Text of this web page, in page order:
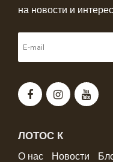
на новости и
ЛОТОС К
О нас Новости